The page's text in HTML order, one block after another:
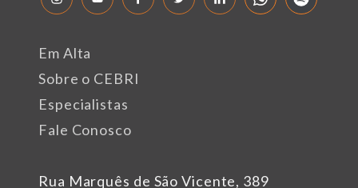
Rua Marquês de São Vicente, 389
Em Alta
Sobre o CEBRI
Especialistas
Fale Conosco